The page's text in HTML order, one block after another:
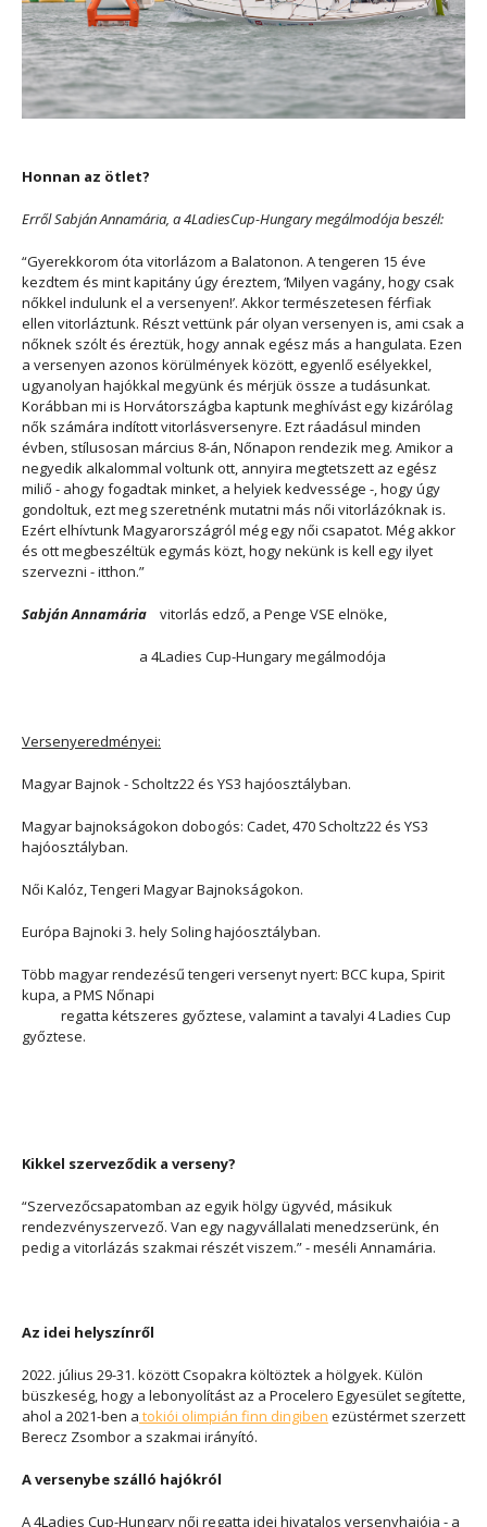
Honnan az ötlet?
Erről Sabján Annamária, a 4LadiesCup-Hungary megálmodója beszél:
“Gyerekkorom óta vitorlázom a Balatonon. A tengeren 15 éve
kezdtem és mint kapitány úgy éreztem, ‘Milyen vagány, hogy csak
nőkkel indulunk el a versenyen!’. Akkor természetesen férfiak
ellen vitorláztunk. Részt vettünk pár olyan versenyen is, ami csak a
nőknek szólt és éreztük, hogy annak egész más a hangulata. Ezen
a versenyen azonos körülmények között, egyenlő esélyekkel,
ugyanolyan hajókkal megyünk és mérjük össze a tudásunkat.
Korábban mi is Horvátországba kaptunk meghívást egy kizárólag
nők számára indított vitorlásversenyre. Ezt ráadásul minden
évben, stílusosan március 8-án, Nőnapon rendezik meg. Amikor a
negyedik alkalommal voltunk ott, annyira megtetszett az egész
miliő - ahogy fogadtak minket, a helyiek kedvessége -, hogy úgy
gondoltuk, ezt meg szeretnénk mutatni más női vitorlázóknak is.
Ezért elhívtunk Magyarországról még egy női csapatot. Még akkor
és ott megbeszéltük egymás közt, hogy nekünk is kell egy ilyet
szervezni - itthon.”
Sabján Annamária vitorlás edző, a Penge VSE elnöke,
a 4Ladies Cup-Hungary megálmodója
Versenyeredményei:
Magyar Bajnok - Scholtz22 és YS3 hajóosztályban.
Magyar bajnokságokon dobogós: Cadet, 470 Scholtz22 és YS3
hajóosztályban.
Női Kalóz, Tengeri Magyar Bajnokságokon.
Európa Bajnoki 3. hely Soling hajóosztályban.
Több magyar rendezésű tengeri versenyt nyert: BCC kupa, Spirit
kupa, a PMS Nőnapi
regatta kétszeres győztese, valamint a tavalyi 4 Ladies Cup
győztese.
Kikkel szerveződik a verseny?
“Szervezőcsapatomban az egyik hölgy ügyvéd, másikuk
rendezvényszervező. Van egy nagyvállalati menedzserünk, én
pedig a vitorlázás szakmai részét viszem.” - meséli Annamária.
Az idei helyszínről
2022. július 29-31. között Csopakra költöztek a hölgyek. Külön
büszkeség, hogy a lebonyolítást az a Procelero Egyesület segítette,
ahol a 2021-ben a tokiói olimpián finn dingiben ezüstérmet szerzett
Berecz Zsombor a szakmai irányító.
A versenybe szálló hajókról
A 4Ladies Cup-Hungary női regatta idei hivatalos versenyhajója - a